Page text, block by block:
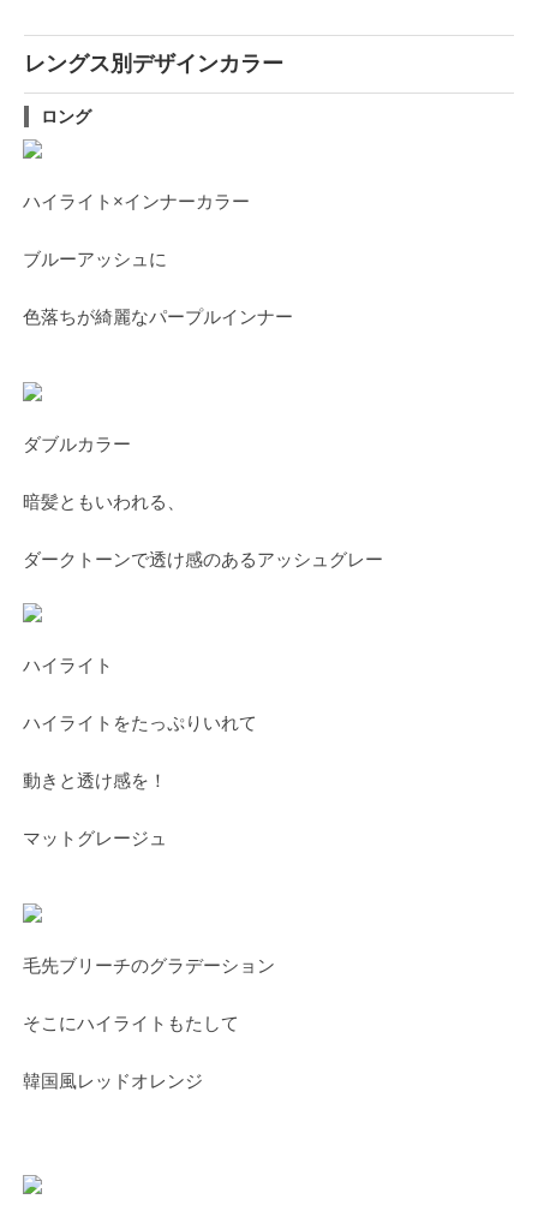
レングス別デザインカラー
ロング
ハイライト×インナーカラー
ブルーアッシュに
色落ちが綺麗なパープルインナー
ダブルカラー
暗髪ともいわれる、
ダークトーンで透け感のあるアッシュグレー
ハイライト
ハイライトをたっぷりいれて
動きと透け感を！
マットグレージュ
毛先ブリーチのグラデーション
そこにハイライトもたして
韓国風レッドオレンジ